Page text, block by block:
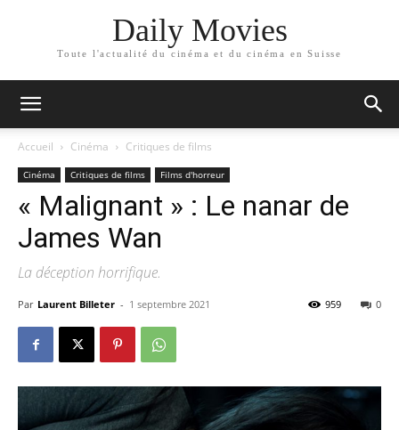
Daily Movies
Toute l'actualité du cinéma et du cinéma en Suisse
Accueil Cinéma Critiques de films
Cinéma Critiques de films Films d'horreur
« Malignant » : Le nanar de
James Wan
La déception horrifique.
Par Laurent Billeter - 1 septembre 2021 0
959